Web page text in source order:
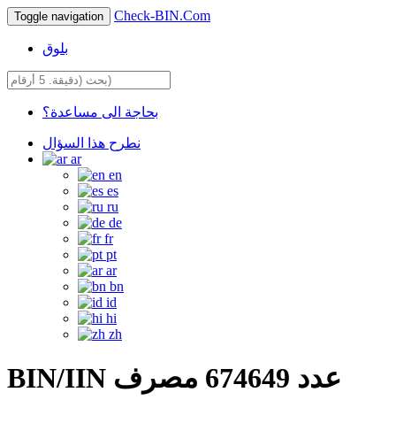
Toggle navigation Check-BIN.Com
بلوق
بحاجة الى مساعدة؟
نطرح هذا السؤال
ar
en
es
ru
de
fr
pt
ar
bn
id
hi
zh
BIN/IIN عدد 674649 مصرف